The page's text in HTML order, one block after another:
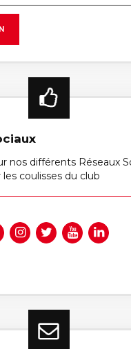
nos différents Réseaux
coulisses du club